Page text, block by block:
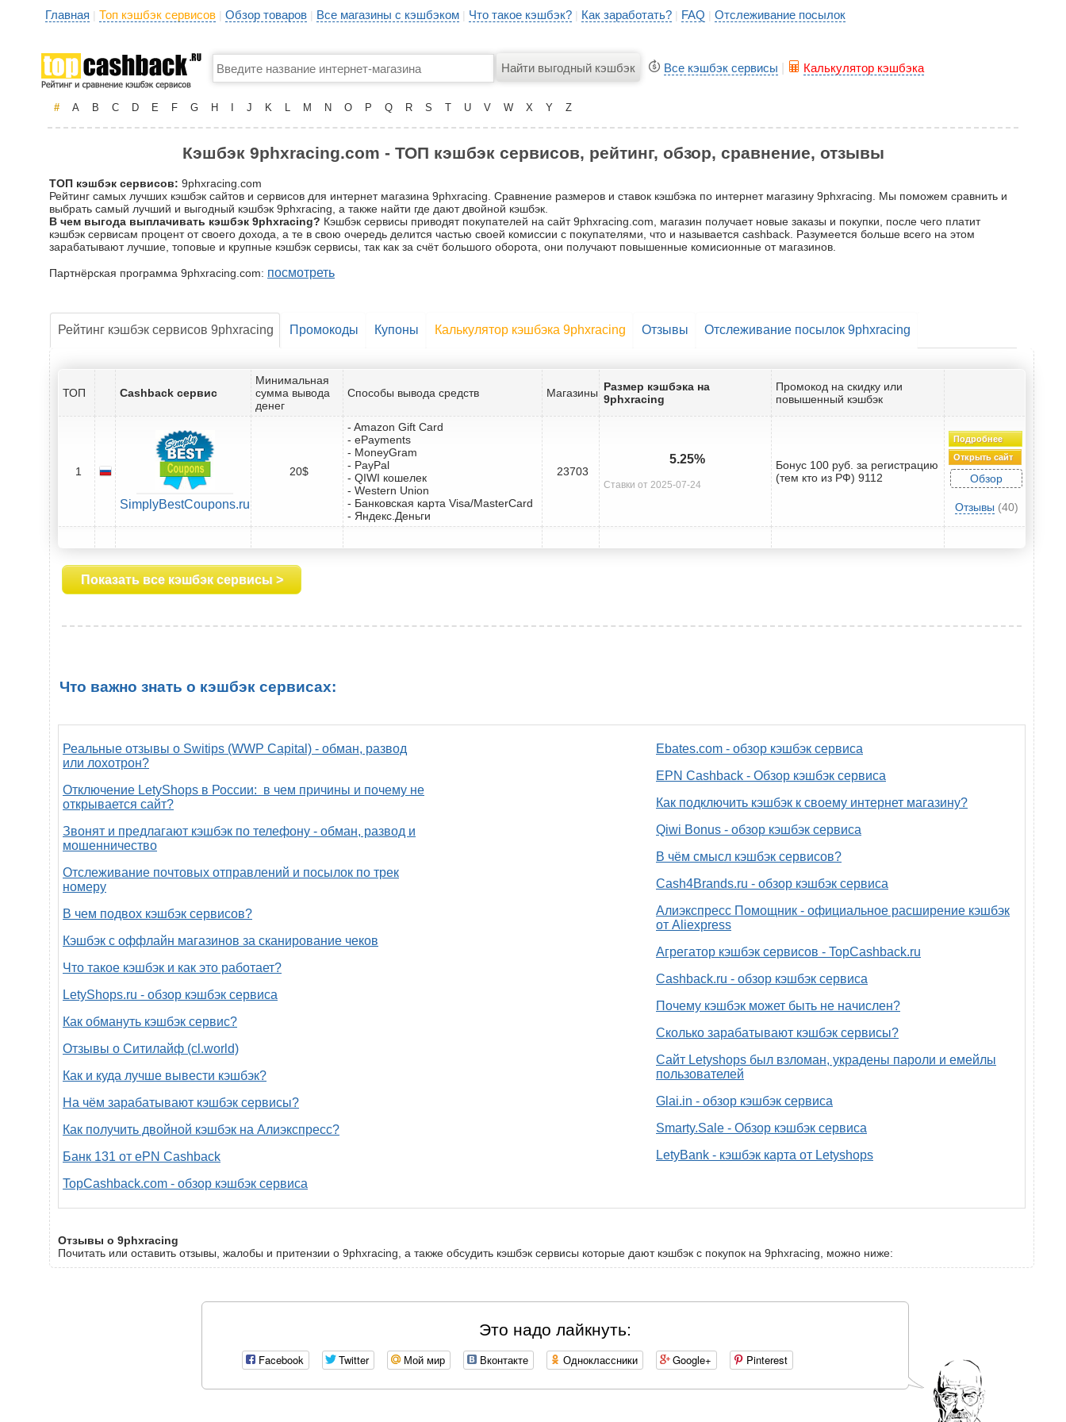
Главная | Топ кэшбэк сервисов | Обзор товаров | Все магазины с кэшбэком | Что такое кэшбэк? | Как заработать? | FAQ | Отслеживание посылок
Все кэшбэк сервисы Калькулятор кэшбэка
# A B C D E F G H J K L M N O P Q R S T U V W X Y Z
Кэшбэк 9phxracing.com - ТОП кэшбэк сервисов, рейтинг, обзор, сравнение, отзывы
ТОП кэшбэк сервисов: 9phxracing.com
Рейтинг самых лучших кэшбэк сайтов и сервисов для интернет магазина 9phxracing. Сравнение размеров и ставок кэшбэка по интернет магазину 9phxracing. Мы поможем сравнить и
выбрать самый лучший и выгодный кэшбэк 9phxracing, а также найти где дают двойной кэшбэк.
В чем выгода выплачивать кэшбэк 9phxracing? Кэшбэк сервисы приводят покупателей на сайт 9phxracing.com, магазин получает новые заказы и покупки, после чего платит
кэшбэк сервисам процент от своего дохода, а те в свою очередь делится частью своей комиссии с покупателями, что и называется cashback. Разумеется больше всего на этом
зарабатывают лучшие, топовые и крупные кэшбэк сервисы, так как за счёт большого оборота, они получают повышенные комисионные от магазинов.
Партнёрская программа 9phxracing.com: посмотреть
Рейтинг кэшбэк сервисов 9phxracing Промокоды Купоны Калькулятор кэшбэка 9phxracing Отзывы Отслеживание посылок 9phxracing
ТОП Cashback сервис
Минимальная
сумма вывода
денег
Способы вывода средств Магазины Размер кэшбэка на
9phxracing
Промокод на скидку или
повышенный кэшбэк
1
SimplyBestCoupons.ru
20$
- Amazon Gift Card
- ePayments
- MoneyGram
- PayPal
- QIWI кошелек
- Western Union
- Банковская карта Visa/MasterCard
- Яндекс.Деньги
23703
5.25%
Ставки от 2025-07-24
Бонус 100 руб. за регистрацию
(тем кто из РФ) 9112
Подробнее
Открыть сайт
Обзор
Отзывы (40)
Показать все кэшбэк сервисы >
Что важно знать о кэшбэк сервисах:
Реальные отзывы о Switips (WWP Capital) - обман, развод
или лохотрон?
Отключение LetyShops в России: в чем причины и почему не
открывается сайт?
Звонят и предлагают кэшбэк по телефону - обман, развод и
мошенничество
Отслеживание почтовых отправлений и посылок по трек
номеру
В чем подвох кэшбэк сервисов?
Кэшбэк с оффлайн магазинов за сканирование чеков
Что такое кэшбэк и как это работает?
LetyShops.ru - обзор кэшбэк сервиса
Как обмануть кэшбэк сервис?
Отзывы о Ситилайф (cl.world)
Как и куда лучше вывести кэшбэк?
На чём зарабатывают кэшбэк сервисы?
Как получить двойной кэшбэк на Алиэкспресс?
Банк 131 от ePN Cashback
TopCashback.com - обзор кэшбэк сервиса
Ebates.com - обзор кэшбэк сервиса
EPN Cashback - Обзор кэшбэк сервиса
Как подключить кэшбэк к своему интернет магазину?
Qiwi Bonus - обзор кэшбэк сервиса
В чём смысл кэшбэк сервисов?
Cash4Brands.ru - обзор кэшбэк сервиса
Алиэкспресс Помощник - официальное расширение кэшбэк
от Aliexpress
Агрегатор кэшбэк сервисов - TopCashback.ru
Cashback.ru - обзор кэшбэк сервиса
Почему кэшбэк может быть не начислен?
Сколько зарабатывают кэшбэк сервисы?
Сайт Letyshops был взломан, украдены пароли и емейлы
пользователей
Glai.in - обзор кэшбэк сервиса
Smarty.Sale - Обзор кэшбэк сервиса
LetyBank - кэшбэк карта от Letyshops
Отзывы о 9phxracing
Почитать или оставить отзывы, жалобы и притензии о 9phxracing, а также обсудить кэшбэк сервисы которые дают кэшбэк с покупок на 9phxracing, можно ниже:
Это надо лайкнуть:
Facebook Twitter Мой мир Вконтакте Одноклассники Google+ Pinterest